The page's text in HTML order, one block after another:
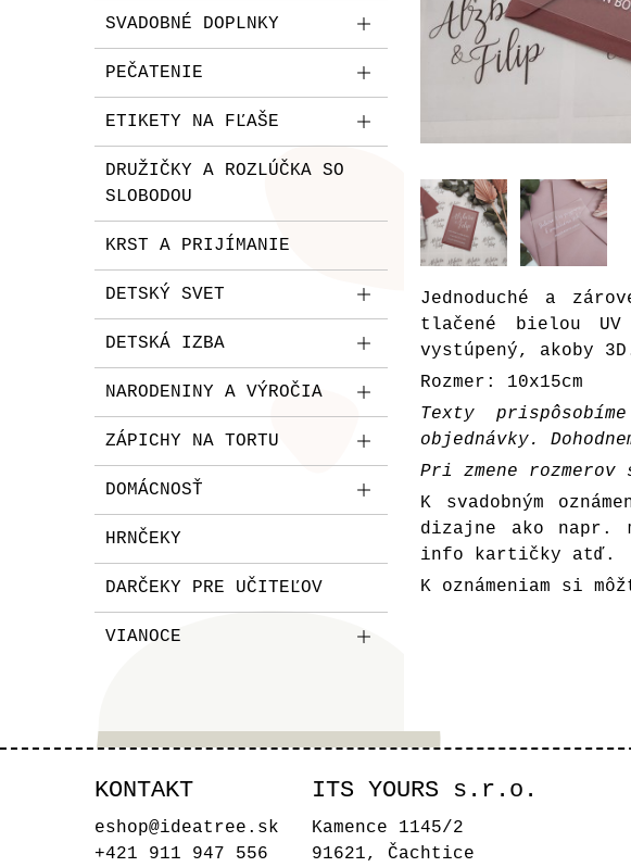
SVADOBNÉ DOPLNKY
PEČATENIE
ETIKETY NA FĽAŠE
DRUŽIČKY A ROZLÚČKA SO
SLOBODOU
KRST A PRIJÍMANIE
DETSKÝ SVET
DETSKÁ IZBA
NARODENINY A VÝROČIA
ZÁPICHY NA TORTU
DOMÁCNOSŤ
HRNČEKY
DARČEKY PRE UČITEĽOV
VIANOCE
Jednoduché a
tlačené bielou
vystúpený, akoby
Rozmer: 10x15cm
Texty
objednávky.
Pri zmene rozmerov
K svadobným
dizajne ako napr.
info kartičky atď.
K oznámeniam si
KONTAKT
eshop@ideatree.sk
+421 911 947 556
ITS YOURS s.r.o.
Kamence 1145/2
91621, Čachtice